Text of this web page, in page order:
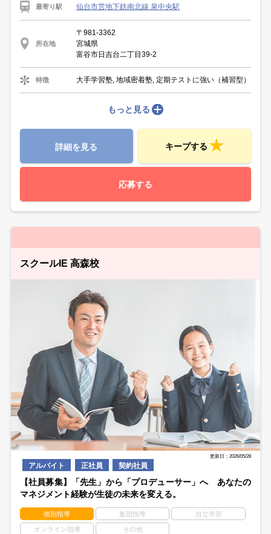
最寄り駅 仙台市営地下鉄南北線 泉中央駅
所在地
〒981-3362
宮城県
富谷市日吉台二丁目39‐2
特徴 大手学習塾, 地域密着塾, 定期テストに強い（補習型）
もっと見る
詳細を見る キープする
応募する
スクールIE 高森校
更新日：2026/05/28
アルバイト 正社員 契約社員
【社員募集】「先生」から「プロデューサー」へ あなたの
マネジメント経験が生徒の未来を変える。
個別指導 集団指導 自立学習
オンライン指導 その他